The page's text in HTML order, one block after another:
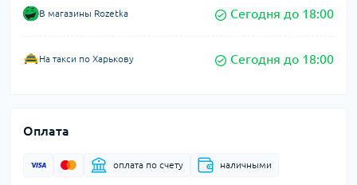
В магазины Rozetka Сегодня до 18:00
На такси по Харькову Сегодня до 18:00
Оплата
оплата по счету наличными